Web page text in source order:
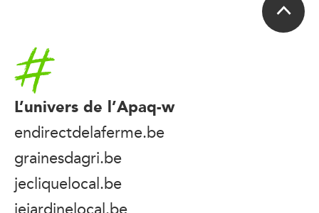
Accueil
L’univers de l’Apaq-w
endirectdelaferme.be
grainesdagri.be
jecliquelocal.be